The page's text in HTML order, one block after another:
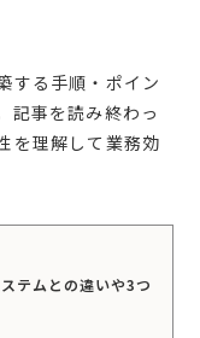
する手順・ポイン
記事を読み終わっ
を理解して業務効
テムとの違いや3つ